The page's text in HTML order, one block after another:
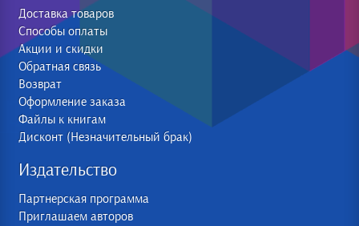
Доставка товаров
Способы оплаты
Акции и скидки
Обратная связь
Возврат
Оформление заказа
Файлы к книгам
Дисконт (Незначительный брак)
Издательство
Партнерская программа
Приглашаем авторов